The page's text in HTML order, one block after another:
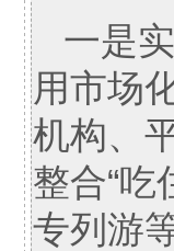
一是
用市场
机构、
整合“
专列游